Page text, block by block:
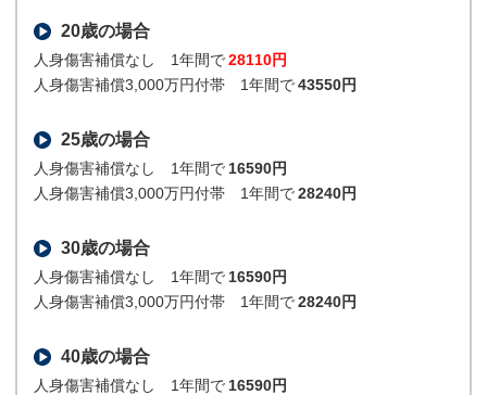
20歳の場合
人身傷害補償なし 1年間で28110円
人身傷害補償3,000万円付帯 1年間で43550円
25歳の場合
人身傷害補償なし 1年間で 16590円
人身傷害補償3,000万円付帯 1年間で28240円
30歳の場合
人身傷害補償なし 1年間で 16590円
人身傷害補償3,000万円付帯 1年間で28240円
40歳の場合
人身傷害補償なし 1年間で 16590円